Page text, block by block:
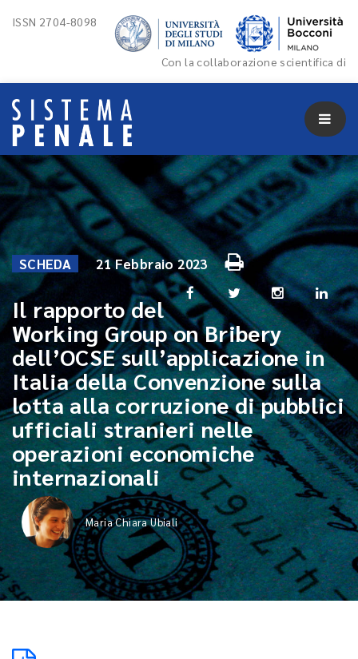
ISSN 2704-8098
Con la collaborazione scientifica di
SCHEDA 21 Febbraio 2023
Il rapporto del
Working Group on Bribery
dell’OCSE sull’applicazione in
Italia della Convenzione sulla
lotta alla corruzione di pubblici
ufficiali stranieri nelle
operazioni economiche
internazionali
Maria Chiara Ubiali